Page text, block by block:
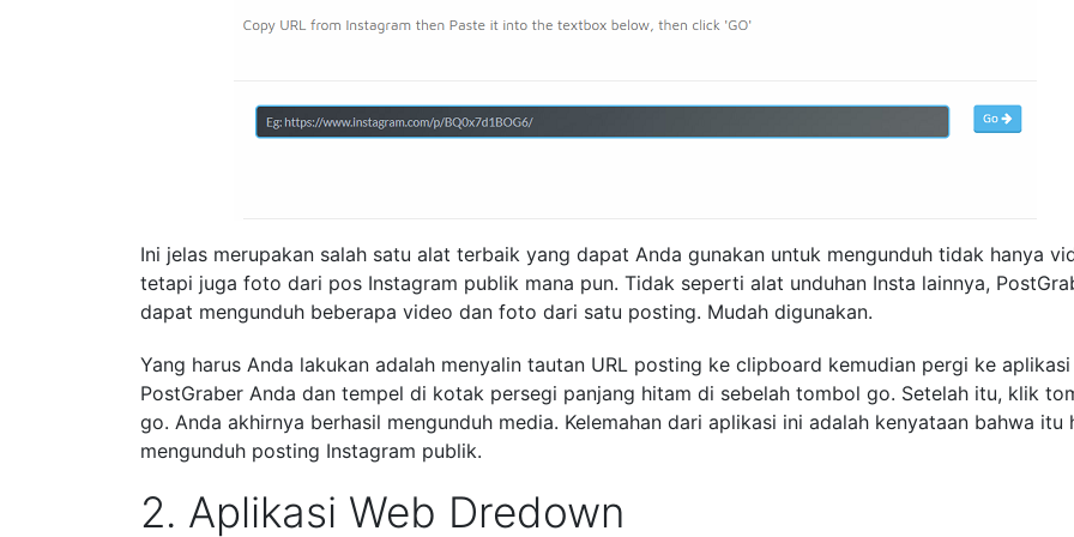
Ini jelas merupakan salah satu alat terbaik yang dapat Anda gunakan untuk mengunduh tidak hanya
tetapi juga foto dari pos Instagram publik mana pun. Tidak seperti alat unduhan Insta lainnya,
dapat mengunduh beberapa video dan foto dari satu posting. Mudah digunakan.
Yang harus Anda lakukan adalah menyalin tautan URL posting ke clipboard kemudian pergi ke aplikasi
PostGraber Anda dan tempel di kotak persegi panjang hitam di sebelah tombol go. Setelah itu, klik
go. Anda akhirnya berhasil mengunduh media. Kelemahan dari aplikasi ini adalah kenyataan bahwa itu
mengunduh posting Instagram publik.
2. Aplikasi Web Dredown